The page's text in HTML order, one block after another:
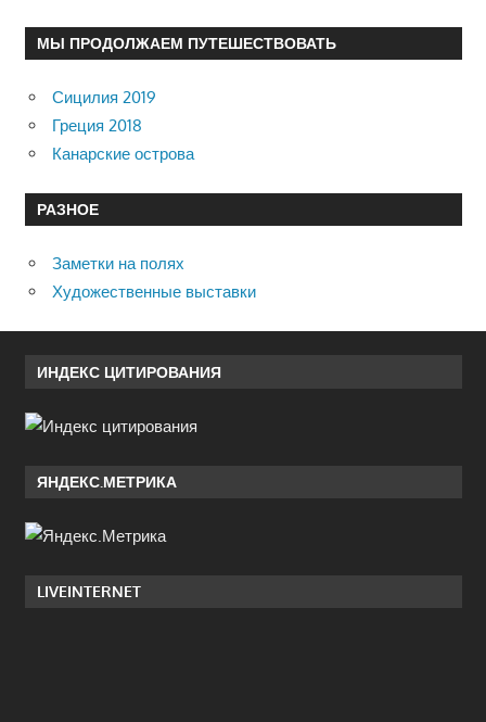
МЫ ПРОДОЛЖАЕМ ПУТЕШЕСТВОВАТЬ
Сицилия 2019
Греция 2018
Канарские острова
РАЗНОЕ
Заметки на полях
Художественные выставки
ИНДЕКС ЦИТИРОВАНИЯ
ЯНДЕКС.МЕТРИКА
LIVEINTERNET